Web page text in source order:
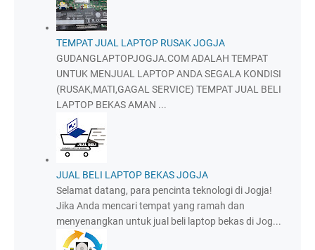
TEMPAT JUAL LAPTOP RUSAK JOGJA
GUDANGLAPTOPJOGJA.COM ADALAH TEMPAT
UNTUK MENJUAL LAPTOP ANDA SEGALA KONDISI
(RUSAK,MATI,GAGAL SERVICE) TEMPAT JUAL BELI
LAPTOP BEKAS AMAN ...
JUAL BELI LAPTOP BEKAS JOGJA
Selamat datang, para pencinta teknologi di Jogja!
Jika Anda mencari tempat yang ramah dan
menyenangkan untuk jual beli laptop bekas di Jog...